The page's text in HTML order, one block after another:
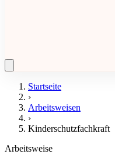
Startseite
›
Arbeitsweisen
›
Kinderschutzfachkraft
Arbeitsweise